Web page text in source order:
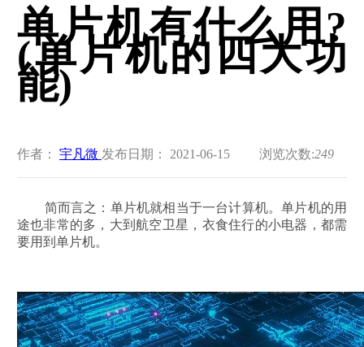
单片机有什么用?
(单片机的四大功
能)
作者： 宇凡微 发布日期： 2021-06-15 浏览次数:249
简而言之：单片机就相当于一台计算机。单片机的用
途也非常的多，大到航空卫星，衣食住行的小电器，都需
要用到单片机。